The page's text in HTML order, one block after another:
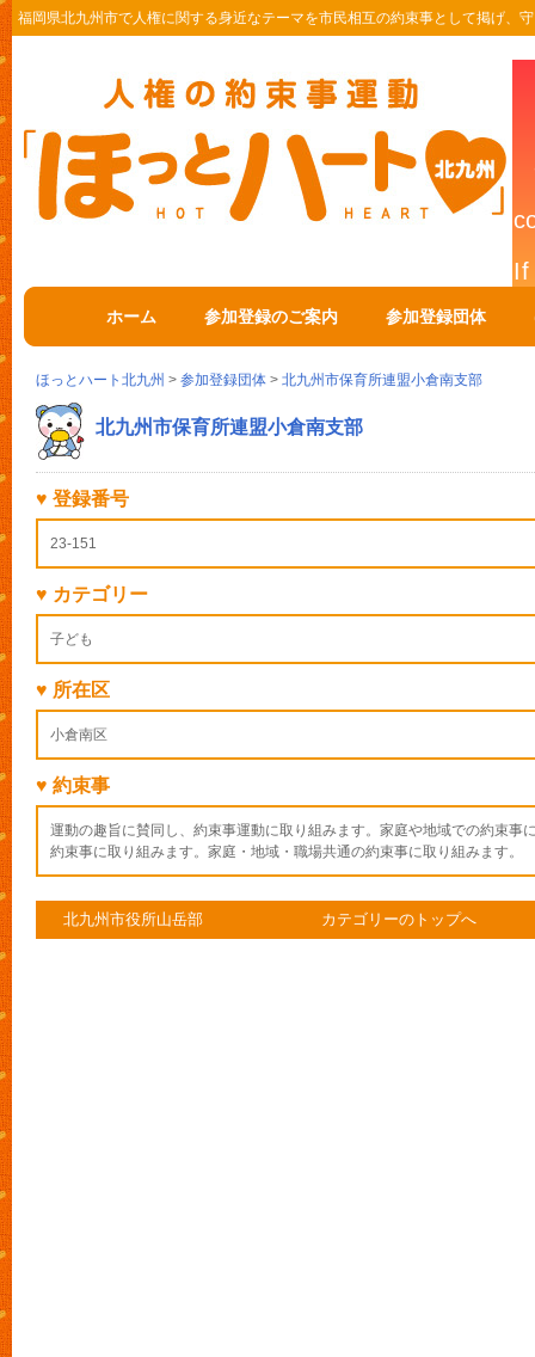
福岡県北九州市で人権に関する身近なテーマを市民相互の約束事として掲げ、
ホーム 参加登録のご案内 参加登録団体
ほっとハート北九州 > 参加登録団体 > 北九州市保育所連盟小倉南支部
北九州市保育所連盟小倉南支部
♥ 登録番号
23-151
♥ カテゴリー
子ども
♥ 所在区
小倉南区
♥ 約束事
運動の趣旨に賛同し、約束事運動に取り組みます。家庭や地域での約束事
約束事に取り組みます。家庭・地域・職場共通の約束事に取り組みます。
北九州市役所山岳部 カテゴリーのトップへ